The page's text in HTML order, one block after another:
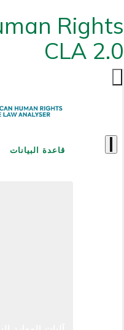
Rights
CLA 2.0
قاعدة البيانات